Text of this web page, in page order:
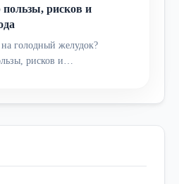
рисков и
голодный желудок?
рисков и…